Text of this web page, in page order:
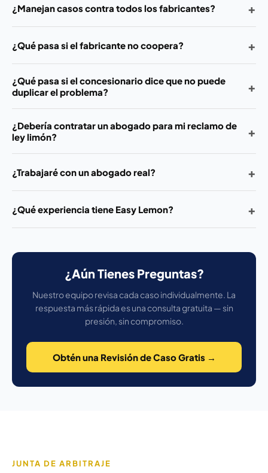
¿Manejan casos contra todos los fabricantes? +
¿Qué pasa si el fabricante no coopera? +
¿Qué pasa si el concesionario dice que no puede
duplicar el problema?
+
¿Debería contratar un abogado para mi reclamo de
ley limón?
+
¿Trabajaré con un abogado real? +
¿Qué experiencia tiene Easy Lemon? +
¿Aún Tienes Preguntas?
Nuestro equipo revisa cada caso individualmente. La
respuesta más rápida es una consulta gratuita — sin
presión, sin compromiso.
Obtén una Revisión de Caso Gratis →
JUNTA DE ARBITRAJE